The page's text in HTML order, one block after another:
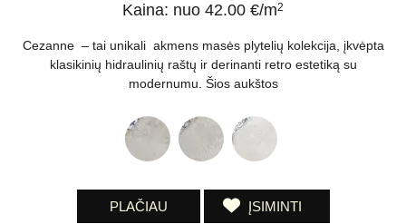
Kaina: nuo 42.00 €/m2
Cezanne – tai unikali akmens masės plytelių kolekcija, įkvėpta
klasikinių hidraulinių raštų ir derinanti retro estetiką su
modernumu. Šios aukštos
PLAČIAU ĮSIMINTI